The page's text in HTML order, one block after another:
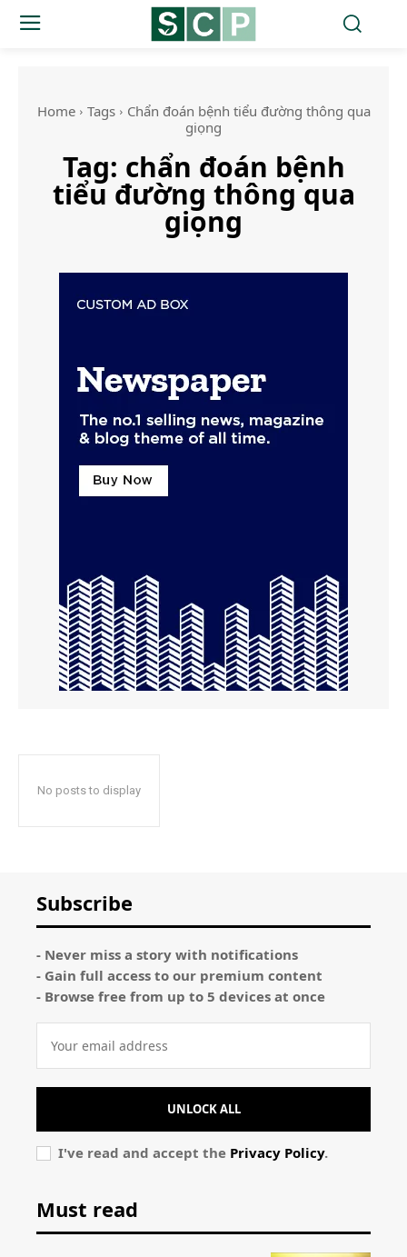
Home Tags
Chẩn đoán bệnh tiểu đường thông qua
giọng
Tag: chẩn đoán bệnh
tiểu đường thông qua
giọng
No posts to display
Subscribe
- Never miss a story with notifications
- Gain full access to our premium content
- Browse free from up to 5 devices at once
UNLOCK ALL
I've read and accept the Privacy Policy.
Must read